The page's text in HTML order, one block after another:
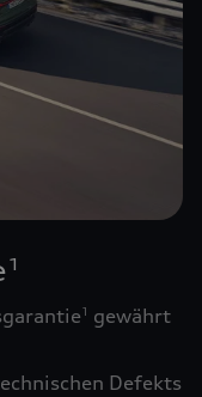
1
1
gewährt
Defekts